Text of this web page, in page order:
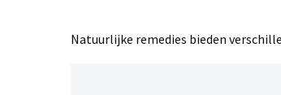
Natuurlijke remedies bieden